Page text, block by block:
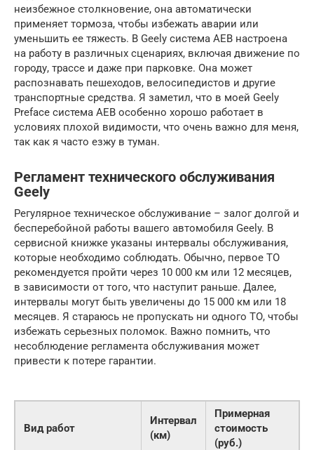
неизбежное столкновение, она автоматически
применяет тормоза, чтобы избежать аварии или
уменьшить ее тяжесть. В Geely система AEB настроена
на работу в различных сценариях, включая движение по
городу, трассе и даже при парковке. Она может
распознавать пешеходов, велосипедистов и другие
транспортные средства. Я заметил, что в моей Geely
Preface система AEB особенно хорошо работает в
условиях плохой видимости, что очень важно для меня,
так как я часто езжу в туман.
Регламент технического обслуживания
Geely
Регулярное техническое обслуживание – залог долгой и
бесперебойной работы вашего автомобиля Geely. В
сервисной книжке указаны интервалы обслуживания,
которые необходимо соблюдать. Обычно, первое ТО
рекомендуется пройти через 10 000 км или 12 месяцев,
в зависимости от того, что наступит раньше. Далее,
интервалы могут быть увеличены до 15 000 км или 18
месяцев. Я стараюсь не пропускать ни одного ТО, чтобы
избежать серьезных поломок. Важно помнить, что
несоблюдение регламента обслуживания может
привести к потере гарантии.
Вид работ
Интервал
(км)
Примерная
стоимость
(руб.)